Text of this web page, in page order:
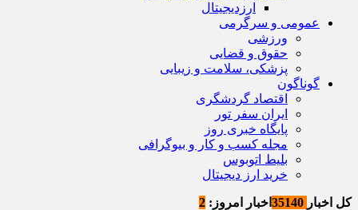
ارزدیجیتال
عمومی و سرگرمی
ورزشی
حقوق و قضایی
پزشکی، سلامت و زیبایی
گوناگون
اقتصاد گردشگری
ایران سفر تور
پایگاه خبری روز
مجله کسب و کار و بیوگرافی
بلیط اتوبوس
خرید ارز دیجیتال
کل اخبار اخبار امروز: 2